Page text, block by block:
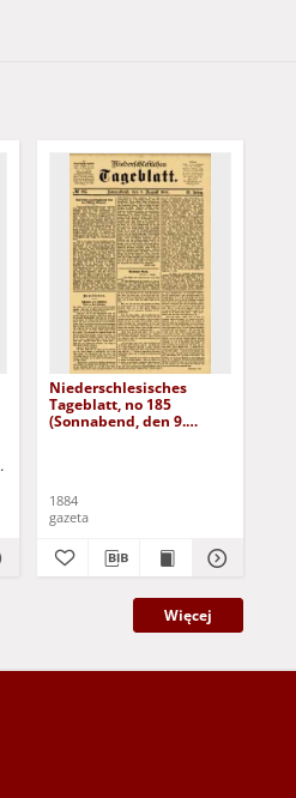
Niederschlesisches
Tageblatt, no 185
(Sonnabend, den 9.
1884
gazeta
Więcej